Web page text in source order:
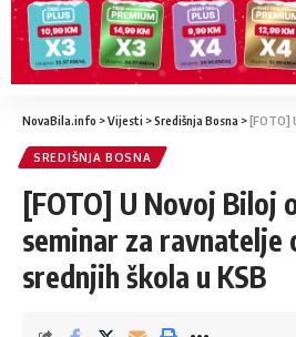
NovaBila.info >Vijesti >Središnja Bosna > [FOTO] U Novoj
SREDIŠNJA BOSNA
[FOTO] U Novoj Biloj
seminar za ravnatelje
srednjih škola u KSB